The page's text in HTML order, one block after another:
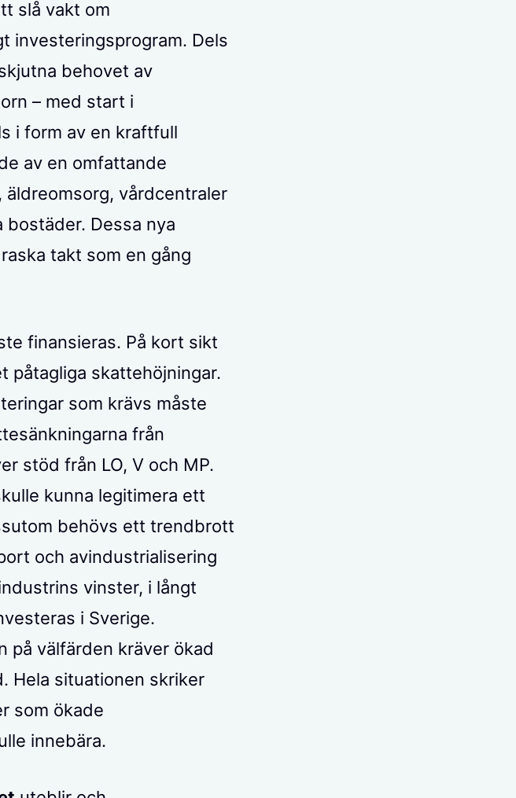
slå vakt om
investeringsprogram. Dels
behovet av
– med start i
i form av en kraftfull
av en omfattande
vårdcentraler
bostäder. Dessa nya
takt som en gång
finansieras. På kort sikt
påtagliga skattehöjningar.
som krävs måste
från
stöd från LO, V och MP.
kunna legitimera ett
behövs ett trendbrott
och avindustrialisering
vinster, i långt
i Sverige.
på välfärden kräver ökad
Hela situationen skriker
som ökade
innebära.